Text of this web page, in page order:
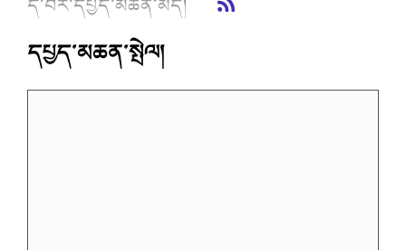
ད་བར་དཔྱད་མཆན་མེད།
དཔྱད་མཆན་སྤེལ།